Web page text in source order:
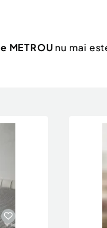
METROU nu mai